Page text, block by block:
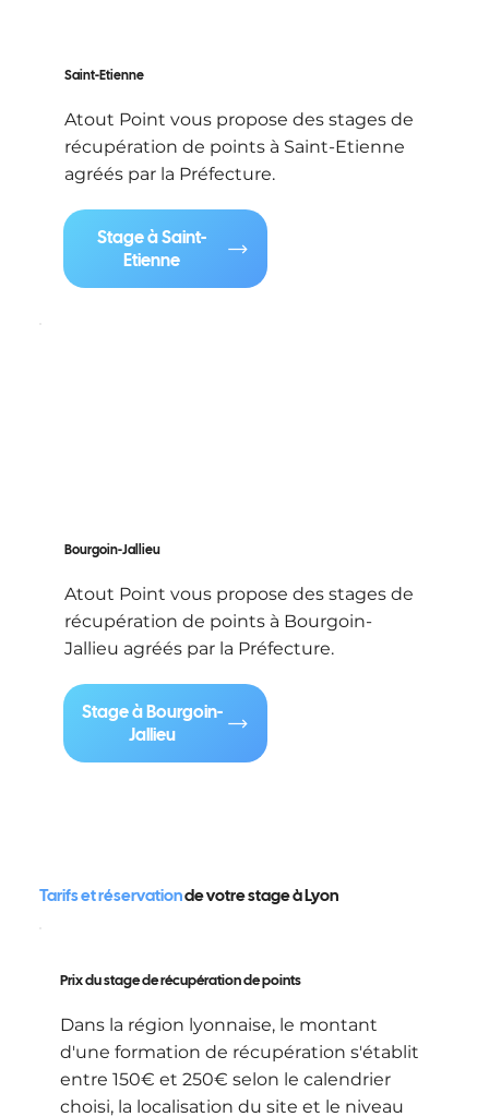
Saint-Etienne
Atout Point vous propose des stages de
récupération de points à Saint-Etienne
agréés par la Préfecture.
Stage à Saint-
Etienne
Bourgoin-Jallieu
Atout Point vous propose des stages de
récupération de points à Bourgoin-
Jallieu agréés par la Préfecture.
Stage à Bourgoin-
Jallieu
Tarifs et réservationde votre stage à Lyon
Prix du stage de récupération de points
Dans la région lyonnaise, le montant
d'une formation de récupération s'établit
entre 150€ et 250€ selon le calendrier
choisi, la localisation du site et le niveau